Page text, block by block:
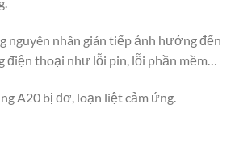
nguyên nhân gián tiếp ảnh hưởng đến
điện thoại như lỗi pin, lỗi phần mềm…
A20 bị đơ, loạn liệt cảm ứng.